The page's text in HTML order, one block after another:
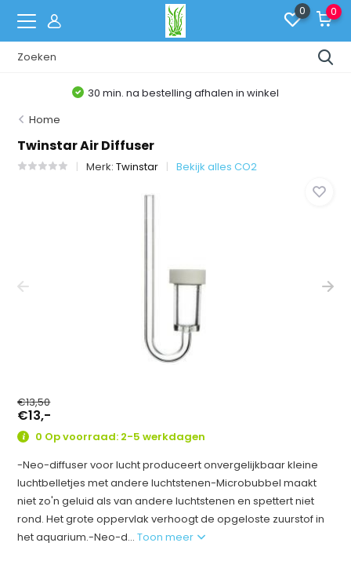
0 0
30 min. na bestelling afhalen in winkel
Home
Twinstar Air Diffuser
Merk:Twinstar Bekijk alles CO2
€13,50
€13,-
0 Op voorraad: 2-5 werkdagen
-Neo-diffuser voor lucht produceert onvergelijkbaar kleine
luchtbelletjes met andere luchtstenen-Microbubbel maakt
niet zo'n geluid als van andere luchtstenen en spettert niet
rond. Het grote oppervlak verhoogt de opgeloste zuurstof in
het aquarium.-Neo-d...Toon meer